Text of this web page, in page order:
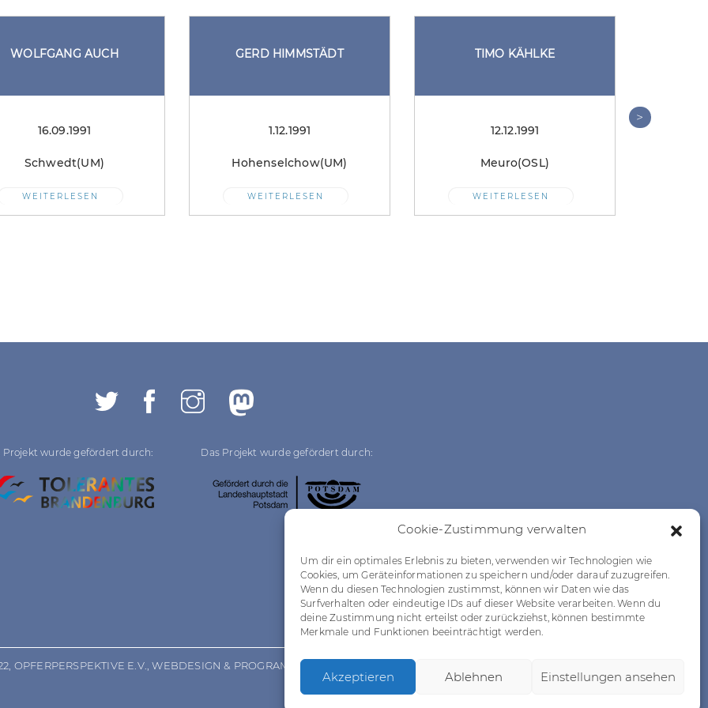
Cookie-Zustimmung verwalten
Um dir ein optimales Erlebnis zu bieten, verwenden wir Technologien wie
Cookies, um Geräteinformationen zu speichern und/oder darauf zuzugreifen.
Wenn du diesen Technologien zustimmst, können wir Daten wie das
Surfverhalten oder eindeutige IDs auf dieser Website verarbeiten. Wenn du
deine Zustimmung nicht erteilst oder zurückziehst, können bestimmte
Merkmale und Funktionen beeinträchtigt werden.
Akzeptieren Ablehnen Einstellungen ansehen
WOLFGANG AUCH
16.09.1991
Schwedt(UM)
WEITERLESEN
GERD HIMMSTÄDT
1.12.1991
Hohenselchow(UM)
WEITERLESEN
TIMO KÄHLKE
12.12.1991
Meuro(OSL)
WEITERLESEN
>
Projekt wurde gefördert durch: Das Projekt wurde gefördert durch:
OPFERPERSPEKTIVE E.V., WEBDESIGN & PROGRAMMIERUNG: WOJO